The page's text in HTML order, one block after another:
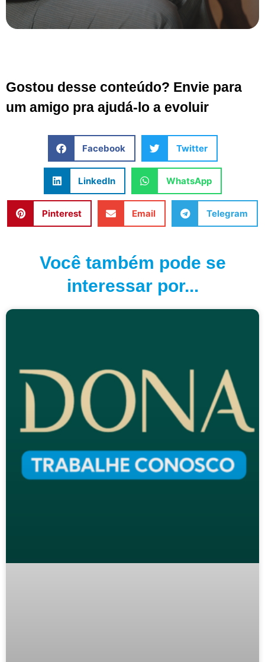
Gostou desse conteúdo? Envie para
um amigo pra ajudá-lo a evoluir
Facebook Twitter
LinkedIn WhatsApp
Pinterest Email Telegram
Você também pode se
interessar por...